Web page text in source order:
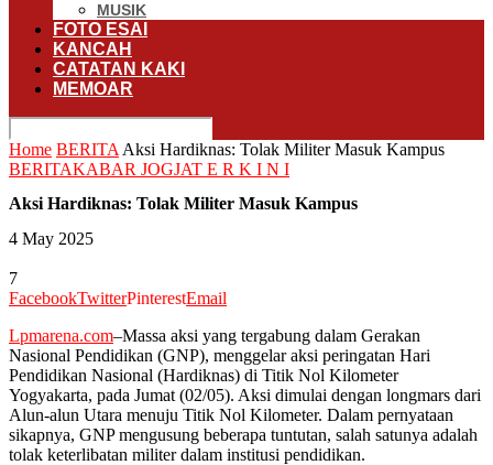
MUSIK
FOTO ESAI
KANCAH
CATATAN KAKI
MEMOAR
Home BERITA Aksi Hardiknas: Tolak Militer Masuk Kampus
BERITAKABAR JOGJAT E R K I N I
Aksi Hardiknas: Tolak Militer Masuk Kampus
4 May 2025
7
FacebookTwitterPinterestEmail
Lpmarena.com–Massa aksi yang tergabung dalam Gerakan
Nasional Pendidikan (GNP), menggelar aksi peringatan Hari
Pendidikan Nasional (Hardiknas) di Titik Nol Kilometer
Yogyakarta, pada Jumat (02/05). Aksi dimulai dengan longmars dari
Alun-alun Utara menuju Titik Nol Kilometer. Dalam pernyataan
sikapnya, GNP mengusung beberapa tuntutan, salah satunya adalah
tolak keterlibatan militer dalam institusi pendidikan.